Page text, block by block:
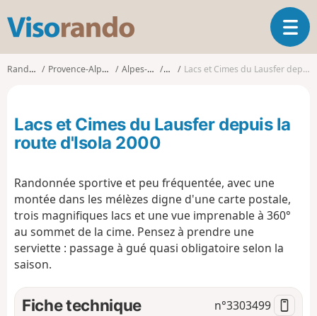
s
o
d
o
O
u
v
l
g
n
Randonnées Provence-Alpes-Côte d'Azur Alpes-Maritimes IsolaLacs et Cimes du Lausfer depuis la route d'Isola 2000
Lacs et Cimes du Lausfer depuis la
route d'Isola 2000
Randonnée sportive et peu fréquentée, avec une
montée dans les mélèzes digne d'une carte postale,
trois magnifiques lacs et une vue imprenable à 360°
au sommet de la cime. Pensez à prendre une
serviette : passage à gué quasi obligatoire selon la
saison.
Fiche technique n°3303499